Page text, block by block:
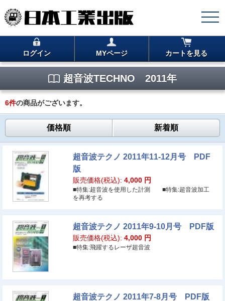
ログイン MYページ カートを見る
超音波TECHNO 2011年
6件の商品がございます。
価格順 新着順
超音波テクノ 2011年11-12月号 PDF
版
販売価格(税込): 4,000 円
■特集:超音波を使用した計測 ■特集:超音波加工
を再考する
超音波テクノ 2011年9-10月号 PDF版
販売価格(税込): 4,000 円
■特集:飛躍するレーザ超音波
超音波テクノ 2011年7-8月号 PDF版